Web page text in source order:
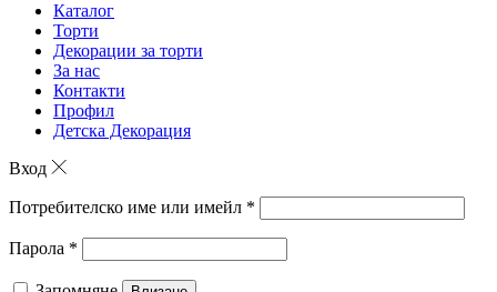
Каталог
Торти
Декорации за торти
За нас
Контакти
Профил
Детска Декорация
Вход
Потребителско име или имейл *
Парола *